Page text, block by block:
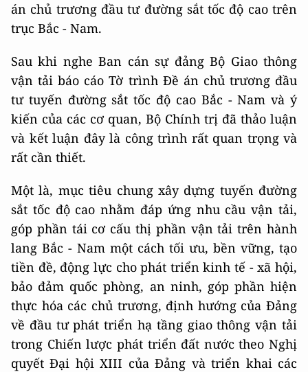
án chủ trương đầu tư đường sắt tốc độ cao trên
trục Bắc - Nam.
Sau khi nghe Ban cán sự đảng Bộ Giao thông
vận tải báo cáo Tờ trình Đề án chủ trương đầu
tư tuyến đường sắt tốc độ cao Bắc - Nam và ý
kiến của các cơ quan, Bộ Chính trị đã thảo luận
và kết luận đây là công trình rất quan trọng và
rất cần thiết.
Một là, mục tiêu chung xây dựng tuyến đường
sắt tốc độ cao nhằm đáp ứng nhu cầu vận tải,
góp phần tái cơ cấu thị phần vận tải trên hành
lang Bắc - Nam một cách tối ưu, bền vững, tạo
tiền đề, động lực cho phát triển kinh tế - xã hội,
bảo đảm quốc phòng, an ninh, góp phần hiện
thực hóa các chủ trương, định hướng của Đảng
về đầu tư phát triển hạ tầng giao thông vận tải
trong Chiến lược phát triển đất nước theo Nghị
quyết Đại hội XIII của Đảng và triển khai các